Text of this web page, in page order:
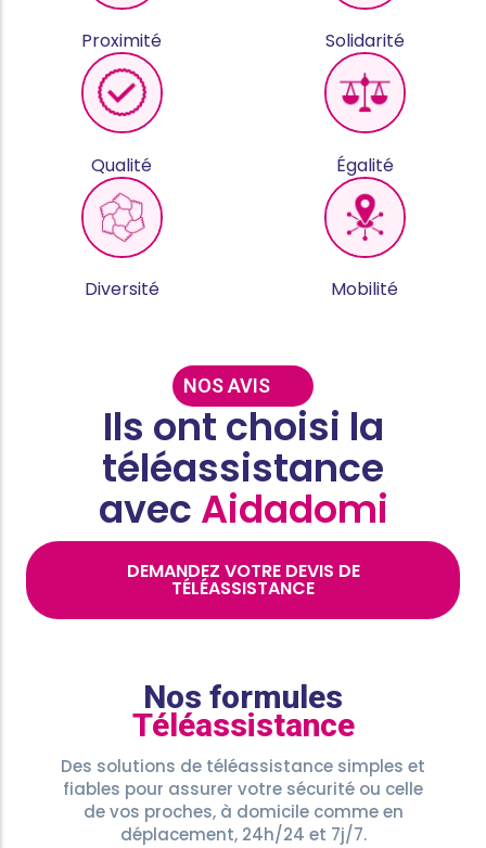
Proximité Solidarité
Qualité Égalité
Diversité Mobilité
NOS AVIS
Ils ont choisi la
téléassistance
avec Aidadomi
DEMANDEZ VOTRE DEVIS DE
TÉLÉASSISTANCE
Nos formules
Téléassistance
Des solutions de téléassistance simples et
fiables pour assurer votre sécurité ou celle
de vos proches, à domicile comme en
déplacement, 24h/24 et 7j/7.